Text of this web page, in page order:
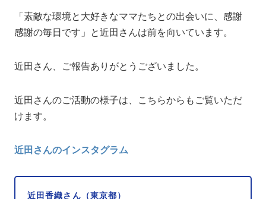
「素敵な環境と大好きなママたちとの出会いに、感謝
感謝の毎日です」と近田さんは前を向いています。
近田さん、ご報告ありがとうございました。
近田さんのご活動の様子は、こちらからもご覧いただ
けます。
近田さんのインスタグラム
近田香織さん（東京都）